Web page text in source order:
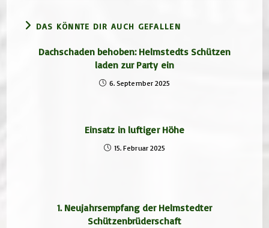
DAS KÖNNTE DIR AUCH GEFALLEN
Dachschaden behoben: Helmstedts Schützen
laden zur Party ein
6. September 2025
Einsatz in luftiger Höhe
15. Februar 2025
1. Neujahrsempfang der Helmstedter
Schützenbrüderschaft